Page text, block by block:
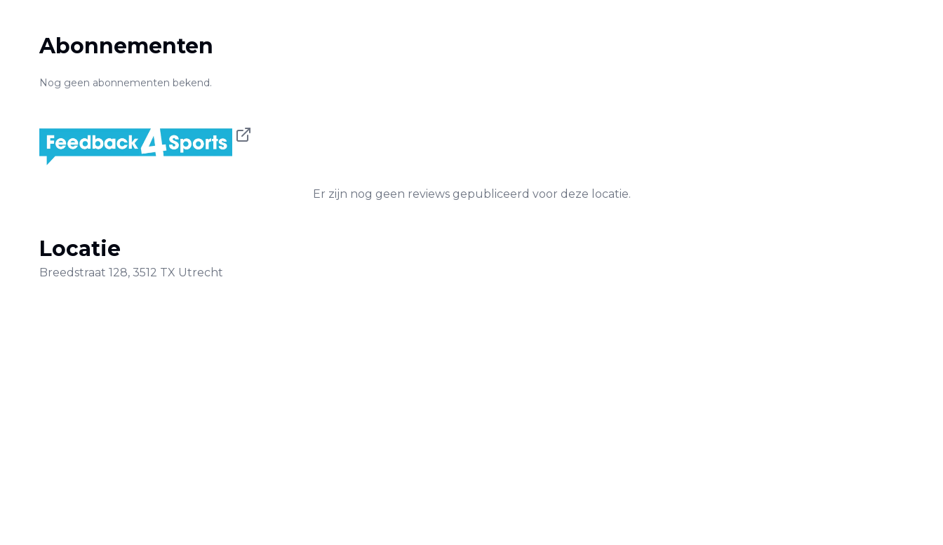
Abonnementen
Nog geen abonnementen bekend.
Er zijn nog geen reviews gepubliceerd voor deze locatie.
Locatie
Breedstraat 128, 3512 TX Utrecht